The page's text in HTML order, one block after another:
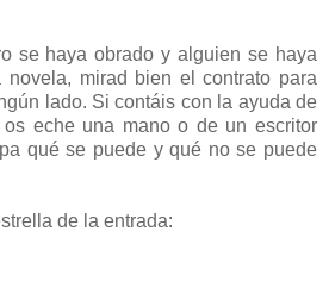
se haya obrado y alguien se haya
novela, mirad bien el contrato para
lado. Si contáis con la ayuda de
eche una mano o de un escritor
qué se puede y qué no se puede
de la entrada: